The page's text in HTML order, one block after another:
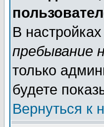
В
пребывание
только
будете
Вернуться к